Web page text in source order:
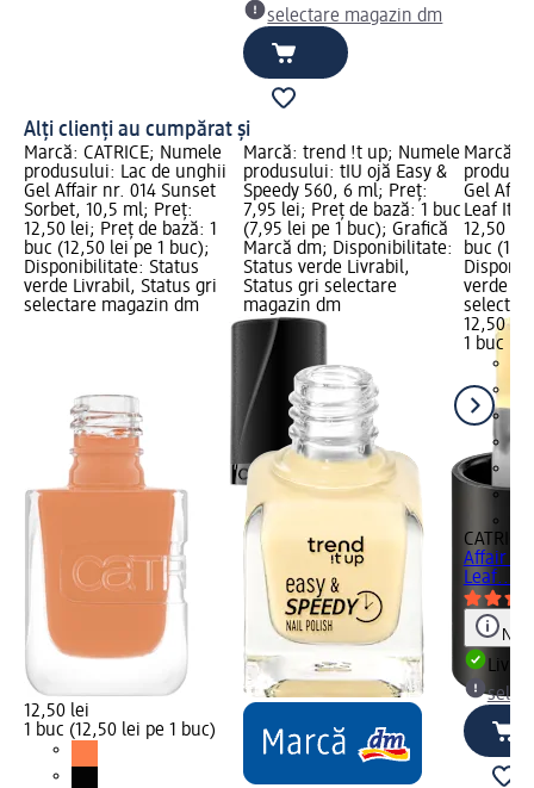
selectare magazin dm
Alți clienți au cumpărat și
Marcă: CATRICE; Numele
produsului: Lac de unghii
Gel Affair nr. 014 Sunset
Sorbet, 10,5 ml; Preț:
12,50 lei; Preț de bază: 1
buc (12,50 lei pe 1 buc);
Disponibilitate: Status
verde Livrabil, Status gri
selectare magazin dm
12,50 lei
1 buc (12,50 lei pe 1 buc)
Marcă: trend !t up; Numele
produsului: tIU ojă Easy &
Speedy 560, 6 ml; Preț:
7,95 lei; Preț de bază: 1 buc
(7,95 lei pe 1 buc); Grafică
Marcă dm; Disponibilitate:
Status verde Livrabil,
Status gri selectare
magazin dm
Marcă:
Gel
Leaf It,
12,50
buc
verde
12,50 lei
1 buc
CATRICE
Affair
Leaf...,
Notă